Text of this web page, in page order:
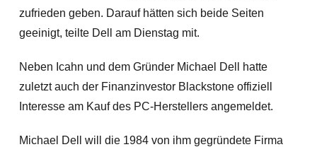
zufrieden geben. Darauf hätten sich beide Seiten
geeinigt, teilte Dell am Dienstag mit.
Neben Icahn und dem Gründer Michael Dell hatte
zuletzt auch der Finanzinvestor Blackstone offiziell
Interesse am Kauf des PC-Herstellers angemeldet.
Michael Dell will die 1984 von ihm gegründete Firma